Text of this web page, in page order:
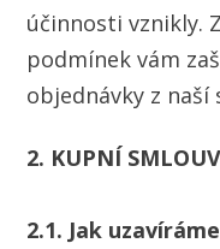
účinnosti vznikly.
podmínek vám
objednávky z naší
2. KUPNÍ
2.1. Jak